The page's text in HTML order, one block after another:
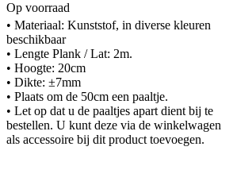
Op voorraad
• Materiaal: Kunststof, in diverse kleuren
beschikbaar
• Lengte Plank / Lat: 2m.
• Hoogte: 20cm
• Dikte: ±7mm
• Plaats om de 50cm een paaltje.
• Let op dat u de paaltjes apart dient bij te
bestellen. U kunt deze via de winkelwagen
als accessoire bij dit product toevoegen.